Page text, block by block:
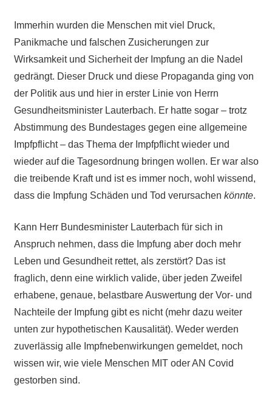
Immerhin wurden die Menschen mit viel Druck,
Panikmache und falschen Zusicherungen zur
Wirksamkeit und Sicherheit der Impfung an die Nadel
gedrängt. Dieser Druck und diese Propaganda ging von
der Politik aus und hier in erster Linie von Herrn
Gesundheitsminister Lauterbach. Er hatte sogar – trotz
Abstimmung des Bundestages gegen eine allgemeine
Impfpflicht – das Thema der Impfpflicht wieder und
wieder auf die Tagesordnung bringen wollen. Er war also
die treibende Kraft und ist es immer noch, wohl wissend,
dass die Impfung Schäden und Tod verursachen könnte.
Kann Herr Bundesminister Lauterbach für sich in
Anspruch nehmen, dass die Impfung aber doch mehr
Leben und Gesundheit rettet, als zerstört? Das ist
fraglich, denn eine wirklich valide, über jeden Zweifel
erhabene, genaue, belastbare Auswertung der Vor- und
Nachteile der Impfung gibt es nicht (mehr dazu weiter
unten zur hypothetischen Kausalität). Weder werden
zuverlässig alle Impfnebenwirkungen gemeldet, noch
wissen wir, wie viele Menschen MIT oder AN Covid
gestorben sind.